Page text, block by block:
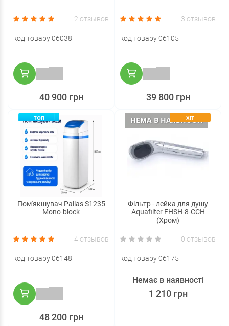
2 отзывов
код товару 06038
40 900 грн
3 отзывов
код товару 06105
39 800 грн
ТОП
Пом'якшувач Pallas S1235
Mono-block
4 отзывов
код товару 06148
48 200 грн
НЕМА В НАЯВНОСТІ
ХІТ
Фільтр - лейка для душу
Aquafilter FHSH-8-CCH
(Хром)
0 отзывов
код товару 06175
1 210 грн
Немає в наявності